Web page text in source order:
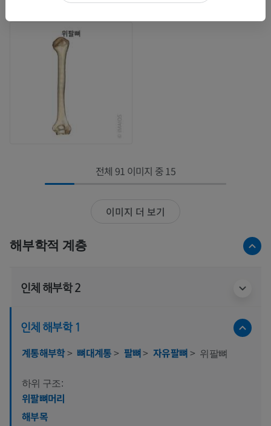
전체 91 이미지 중 15
이미지 더 보기
해부학적 계층
인체 해부학 2
인체 해부학 1
계통해부학> 뼈대계통> 팔뼈> 자유팔뼈> 위팔뼈
하위 구조:
위팔뼈머리
해부목